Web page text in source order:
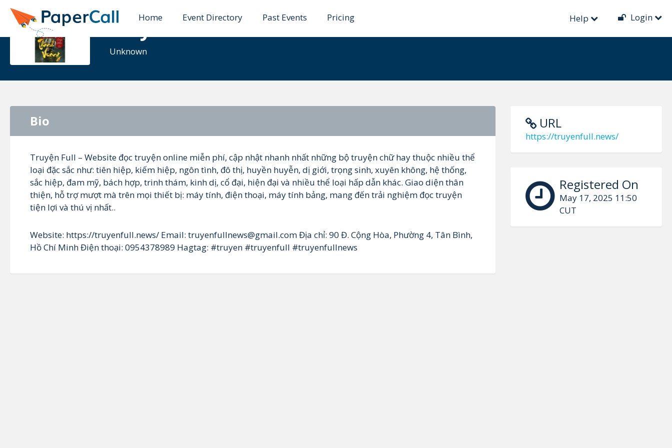
Home Event Directory Past Events Pricing Help Login
truyenfullnews
Unknown
URL
https://truyenfull.news/
Registered On
May 17, 2025 11:50
CUT
Bio
Truyện Full – Website đọc truyện online miễn phí, cập nhật nhanh nhất những bộ truyện chữ hay thuộc nhiều thể
loại đặc sắc như: tiên hiệp, kiếm hiệp, ngôn tình, đô thị, huyền huyễn, dị giới, trọng sinh, xuyên không, hệ thống,
sắc hiệp, đam mỹ, bách hợp, trinh thám, kinh dị, cổ đại, hiện đại và nhiều thể loại hấp dẫn khác. Giao diện thân
thiện, hỗ trợ mượt mà trên mọi thiết bị: máy tính, điện thoại, máy tính bảng, mang đến trải nghiệm đọc truyện
tiện lợi và thú vị nhất..
Website: https://truyenfull.news/ Email: truyenfullnews@gmail.com Địa chỉ: 90 Đ. Cộng Hòa, Phường 4, Tân Bình,
Hồ Chí Minh Điện thoại: 0954378989 Hagtag: #truyen #truyenfull #truyenfullnews